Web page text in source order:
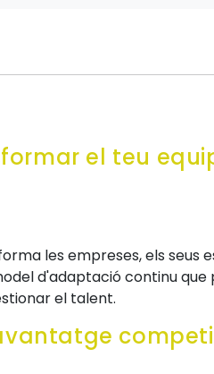
el teu
les empreses, els seus
d'adaptació continu
el talent.